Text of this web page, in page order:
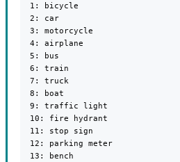
  1: bicycle
  2: car
  3: motorcycle
  4: airplane
  5: bus
  6: train
  7: truck
  8: boat
  9: traffic light
  10: fire hydrant
  11: stop sign
  12: parking meter
  13: bench